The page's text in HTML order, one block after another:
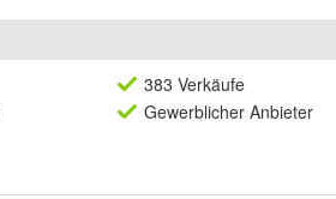
383 Verkäufe
Gewerblicher Anbieter